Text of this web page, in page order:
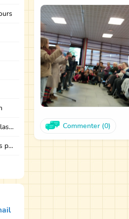
Les temps forts au sein des classes avec des intervenants
les fêtes et actions organisées par les bureaux
Commenter (0)